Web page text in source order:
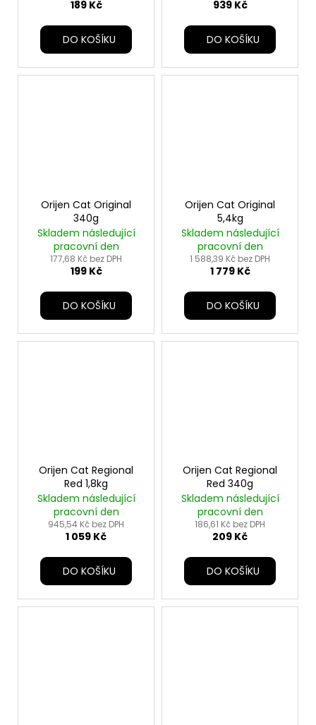
189 Kč
DO KOŠÍKU
939 Kč
DO KOŠÍKU
Orijen Cat Original
340g
Skladem následující
pracovní den
177,68 Kč bez DPH
199 Kč
DO KOŠÍKU
Orijen Cat Original
5,4kg
Skladem následující
pracovní den
1 588,39 Kč bez DPH
1 779 Kč
DO KOŠÍKU
Orijen Cat Regional
Red 1,8kg
Skladem následující
pracovní den
945,54 Kč bez DPH
1 059 Kč
DO KOŠÍKU
Orijen Cat Regional
Red 340g
Skladem následující
pracovní den
186,61 Kč bez DPH
209 Kč
DO KOŠÍKU